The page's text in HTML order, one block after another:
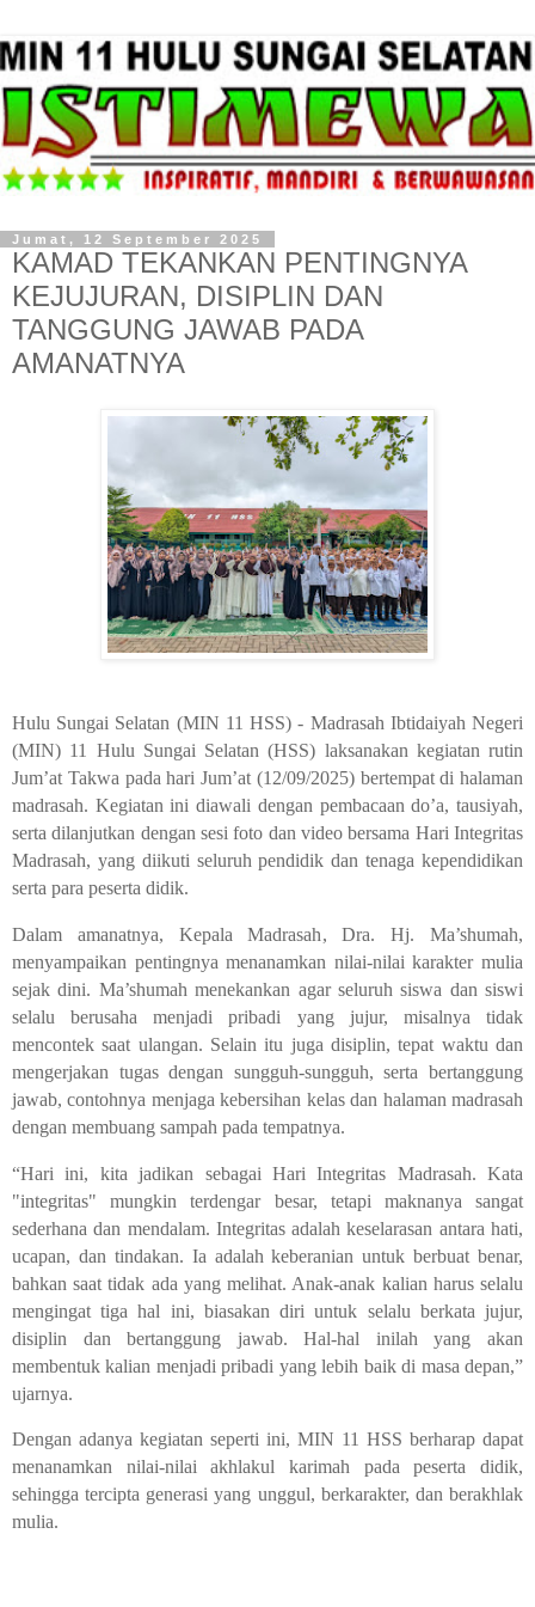
Jumat, 12 September 2025
KAMAD TEKANKAN PENTINGNYA
KEJUJURAN, DISIPLIN DAN
TANGGUNG JAWAB PADA
AMANATNYA
Hulu Sungai Selatan (MIN 11 HSS) - Madrasah Ibtidaiyah Negeri
(MIN) 11 Hulu Sungai Selatan (HSS) laksanakan kegiatan rutin
Jum’at Takwa pada hari Jum’at (12/09/2025) bertempat di halaman
madrasah. Kegiatan ini diawali dengan pembacaan do’a, tausiyah,
serta dilanjutkan dengan sesi foto dan video bersama Hari Integritas
Madrasah, yang diikuti seluruh pendidik dan tenaga kependidikan
serta para peserta didik.
Dalam amanatnya, Kepala Madrasah, Dra. Hj. Ma’shumah,
menyampaikan pentingnya menanamkan nilai-nilai karakter mulia
sejak dini. Ma’shumah menekankan agar seluruh siswa dan siswi
selalu berusaha menjadi pribadi yang jujur, misalnya tidak
mencontek saat ulangan. Selain itu juga disiplin, tepat waktu dan
mengerjakan tugas dengan sungguh-sungguh, serta bertanggung
jawab, contohnya menjaga kebersihan kelas dan halaman madrasah
dengan membuang sampah pada tempatnya.
“Hari ini, kita jadikan sebagai Hari Integritas Madrasah. Kata
"integritas" mungkin terdengar besar, tetapi maknanya sangat
sederhana dan mendalam. Integritas adalah keselarasan antara hati,
ucapan, dan tindakan. Ia adalah keberanian untuk berbuat benar,
bahkan saat tidak ada yang melihat. Anak-anak kalian harus selalu
mengingat tiga hal ini, biasakan diri untuk selalu berkata jujur,
disiplin dan bertanggung jawab. Hal-hal inilah yang akan
membentuk kalian menjadi pribadi yang lebih baik di masa depan,”
ujarnya.
Dengan adanya kegiatan seperti ini, MIN 11 HSS berharap dapat
menanamkan nilai-nilai akhlakul karimah pada peserta didik,
sehingga tercipta generasi yang unggul, berkarakter, dan berakhlak
mulia.